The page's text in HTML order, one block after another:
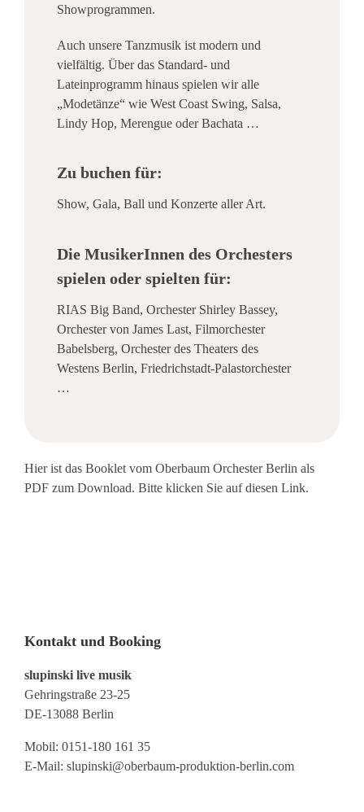
Showprogrammen.
Auch unsere Tanzmusik ist modern und
vielfältig. Über das Standard- und
Lateinprogramm hinaus spielen wir alle
„Modetänze“ wie West Coast Swing, Salsa,
Lindy Hop, Merengue oder Bachata …
Zu buchen für:
Show, Gala, Ball und Konzerte aller Art.
Die MusikerInnen des Orchesters
spielen oder spielten für:
RIAS Big Band, Orchester Shirley Bassey,
Orchester von James Last, Filmorchester
Babelsberg, Orchester des Theaters des
Westens Berlin, Friedrichstadt-Palastorchester
…
Hier ist das Booklet vom Oberbaum Orchester Berlin als
PDF zum Download. Bitte klicken Sie auf diesen Link.
Kontakt und Booking
slupinski live musik
Gehringstraße 23-25
DE-13088 Berlin
Mobil: 0151-180 161 35
E-Mail: slupinski@oberbaum-produktion-berlin.com